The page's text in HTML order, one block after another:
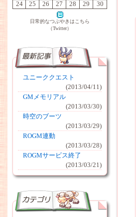
24
25 26 27 28 29 30
日常的なつぶやきはこちら
（Twitter）
ユニーククエスト
(2013/04/11)
GMメモリアル
(2013/03/30)
時空のブーツ
(2013/03/29)
ROGM連動
(2013/03/28)
ROGMサービス終了
(2013/03/21)